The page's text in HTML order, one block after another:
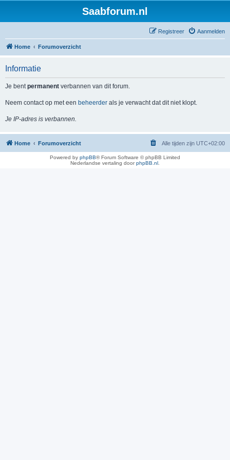
Saabforum.nl
Aanmelden
Registreer
Home Forumoverzicht
Informatie
Je bentpermanent verbannen van dit forum.
Neem contact op met een beheerder als je verwacht dat dit niet klopt.
Je IP-adres is verbannen.
Home Forumoverzicht Alle tijden zijn UTC+02:00
Powered by phpBB® Forum Software © phpBB Limited
Nederlandse vertaling doorphpBB.nl